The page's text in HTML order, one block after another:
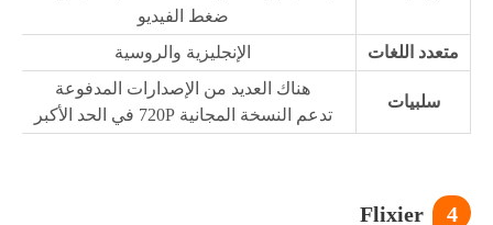
ضغط الفيديو
متعدد اللغات
الإنجليزية والروسية
سلبيات
هناك العديد من الإصدارات المدفوعة
تدعم النسخة المجانية 720P في الحد الأكبر
4
Flixier